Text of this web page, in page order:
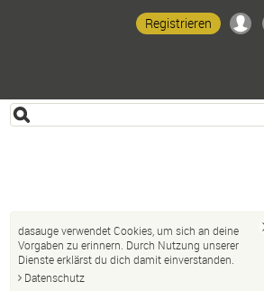
Registrieren
dasauge verwendet Cookies, um sich an deine
Vorgaben zu erinnern. Durch Nutzung unserer
Dienste erklärst du dich damit einverstanden.
Datenschutz